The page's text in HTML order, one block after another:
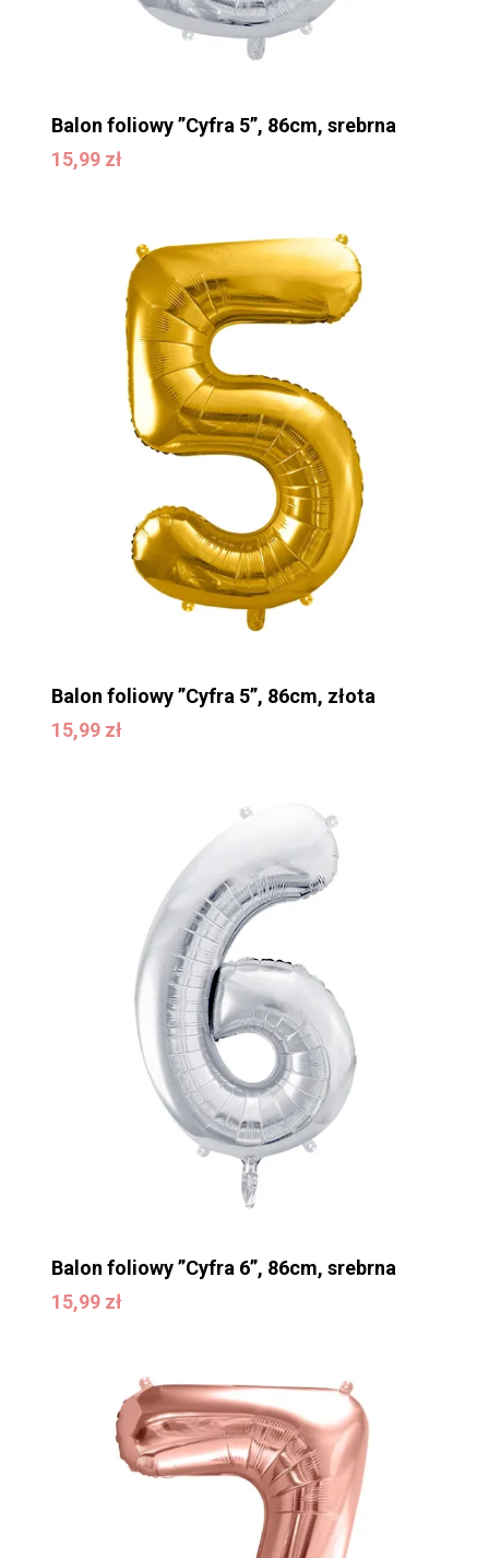
Balon foliowy ”Cyfra 5”, 86cm, srebrna
15,99 zł
15,99
Balon foliowy ”Cyfra 5”, 86cm, złota
15,99 zł
15,99
Balon foliowy ”Cyfra 6”, 86cm, srebrna
15,99 zł
15,99zł